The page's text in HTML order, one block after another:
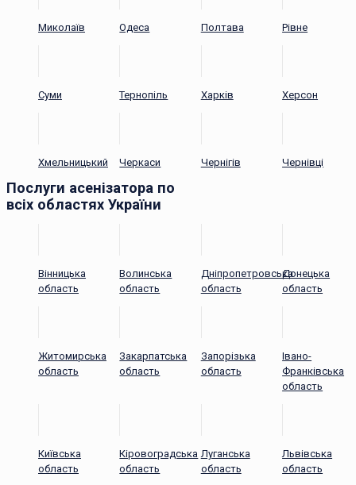
Миколаїв Одеса Полтава Рівне
Суми Тернопіль Харків Херсон
Хмельницький Черкаси Чернігів Чернівці
Послуги асенізатора по
всіх областях України
Вінницька
область
Волинська
область
Дніпропетровська
область
Донецька
область
Житомирська
область
Закарпатська
область
Запорізька
область
Івано-
Франківська
область
Київська
область
Кіровоградська
область
Луганська
область
Львівська
область